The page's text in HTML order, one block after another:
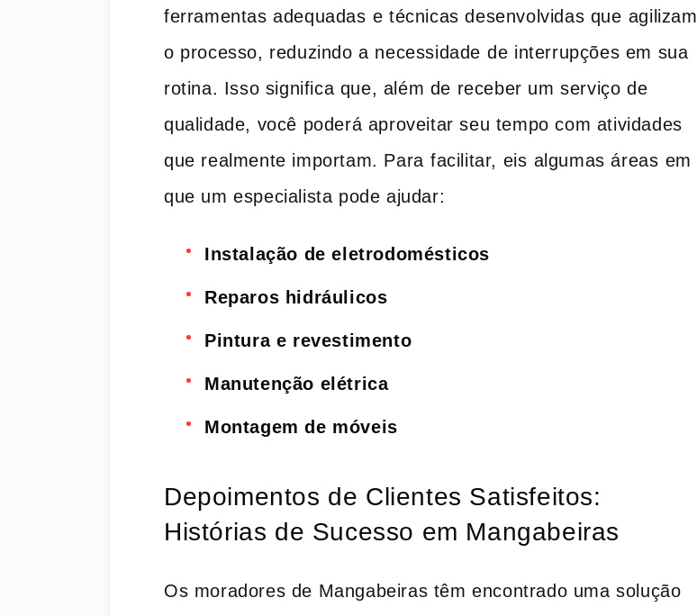
ferramentas adequadas ⁢e técnicas desenvolvidas que⁣ agilizam
o processo, reduzindo a necessidade⁣ de interrupções em‌ sua
rotina. Isso significa que, além de receber um serviço de
qualidade, você ‌poderá aproveitar seu tempo com atividades
que realmente importam. Para ⁤facilitar, eis⁤ algumas‌ áreas⁤ em
que um especialista pode‍ ajudar:
Instalação de eletrodomésticos
Reparos hidráulicos
Pintura e revestimento
Manutenção elétrica
Montagem de móveis
Depoimentos de Clientes Satisfeitos:
Histórias de Sucesso em Mangabeiras
Os moradores de Mangabeiras ‍têm encontrado​ uma solução